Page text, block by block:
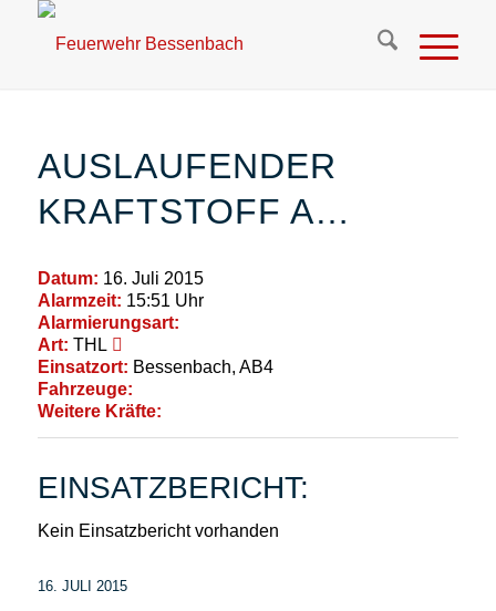
AUSLAUFENDER
KRAFTSTOFF A…
Datum: 16. Juli 2015
Alarmzeit: 15:51 Uhr
Alarmierungsart:
Art: THL
Einsatzort: Bessenbach, AB4
Fahrzeuge:
Weitere Kräfte:
EINSATZBERICHT:
Kein Einsatzbericht vorhanden
16. JULI 2015